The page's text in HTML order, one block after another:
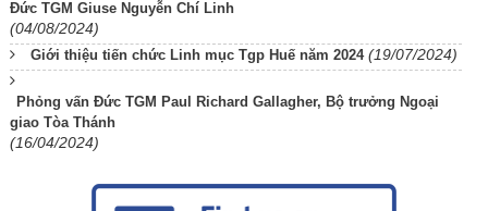
Đức TGM Giuse Nguyễn Chí Linh
(04/08/2024)
Giới thiệu tiến chức Linh mục Tgp Huế năm 2024 (19/07/2024)
Phỏng vấn Đức TGM Paul Richard Gallagher, Bộ trưởng Ngoại
giao Tòa Thánh
(16/04/2024)